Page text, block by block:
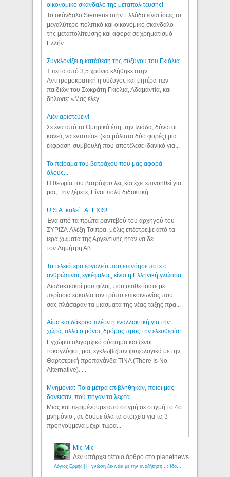
οικονομικό σκάνδαλο της μεταπολίτευσης!
Το σκάνδαλο Siemens στην Ελλάδα είναι ίσως το
μεγαλύτερο πολιτικό και οικονομικό σκάνδαλο
της μεταπολίτευσης και αφορά σε χρηματισμό
Ελλήν...
Συγκλονίζει η κατάθεση της συζύγου του Γκιόλια
Έπειτα από 3,5 χρόνια κλήθηκε στην
Αντιτρομοκρατική η σύζυγος και μητέρα των
παιδιών του Σωκράτη Γκιόλια, Αδαμαντία, και
δήλωσε: «Μας έλεγ...
Aιέν αριστεύειν!
Σε ένα από τα Ομηρικά έπη, την Ιλιάδα, δύναται
κανείς να εντοπίσει (και μάλιστα δύο φορές) μια
έκφραση-συμβουλή που αποτέλεσε ιδανικό για...
Το πείραμα του βατράχου που μας αφορά
όλους...
Η θεωρία του βατράχου λες και έχει επινοηθεί για
μας. Την ξέρετε; Είναι πολύ διδακτική.
U.S.A. καλεί...ALEXIS!
Ένα από τα πρώτα ραντεβού του αρχηγού του
ΣΥΡΙΖΑ Αλέξη Τσίπρα, μόλις επέστρεψε από τα
ιερά χώματα της Αργεντινής ήταν να δει
τον Δημήτρη Αβ...
Το τελειότερο εργαλείο που επινόησε ποτε ο
ανθρώπινος εγκέφαλος, είναι η Ελληνική γλώσσα.
Διαδυκτιακοί μου φίλοι, που υιοθετίσατε με
περίσσια ευκολία τον τρόπο επικοινωνίας που
σας πλάσαραν τα μιάσματα της νέας τάξης πρα...
Αίμα και δάκρυα πλέον η εναλλακτική για την
χώρα, αλλά ο μόνος δρόμος προς την ελευθερία!
Εγχώριο ολιγαρχικό σύστημα και ξένοι
τοκογλύφοι, μας εγκλωβίζουν ψυχολογικά με την
Θαρτσερική προπαγάνδα TINA (There Is No
Alternative). ...
Μνημόνια: Ποια μέτρα επιβλήθηκαν, ποιοι μας
δάνεισαν, πού πήγαν τα λεφτά...
Μιας και περιμένουμε απο στιγμή σε στιγμή το 4ο
μνημόνιο , ας δούμε όλα τα στοιχεία για τα 3
προηγούμενα μέχρι τώρα...
Mic Mic
Δεν υπάρχει τέτοιο άρθρο στο planetnews
Λόγιος Ερμής | Η γνώση ξεκινάει με την αναζήτηση...: Ιδού οι 18 που χρωστούν 11 δις ευρώ!